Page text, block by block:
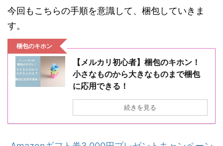
今回もこちらの手順を意識して、梱包していきま
す。
梱包のキホン
【メルカリ初心者】梱包のキホン！
小さなものから大きなものまで梱包
に応用できる！
続きを見る